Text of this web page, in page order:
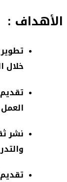
الأهداف :
خلال
نشر